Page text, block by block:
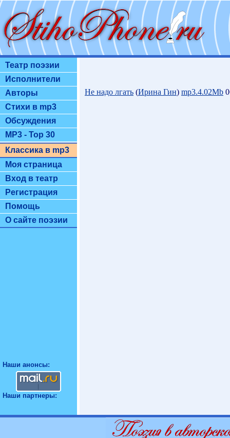
Театр поэзии
Исполнители
Авторы
Стихи в mp3
Обсуждения
MP3 - Top 30
Классика в mp3
Моя страница
Вход в театр
Регистрация
Помощь
О сайте поэзии
Наши анонсы:
Наши партнеры:
Не надо лгать (Ирина Гин) mp3.4.02Mb